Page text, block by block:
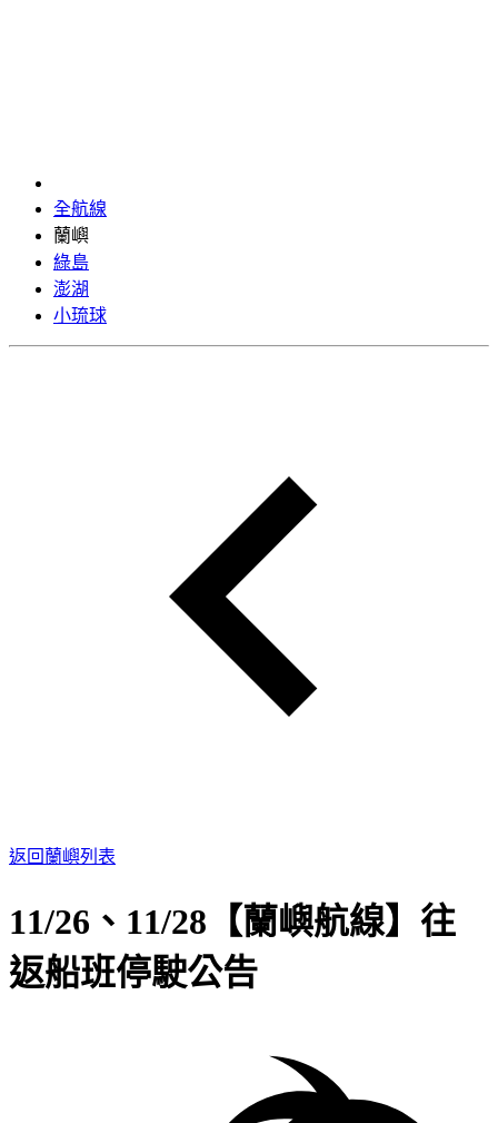
全航線
蘭嶼
綠島
澎湖
小琉球
返回蘭嶼列表
11/26、11/28【蘭嶼航線】往
返船班停駛公告